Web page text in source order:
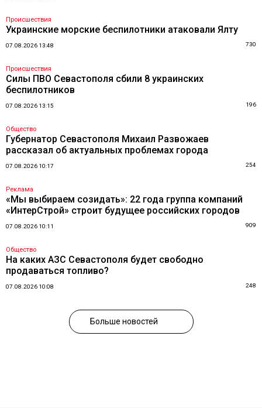
Происшествия
Украинские морские беспилотники атаковали Ялту
07.08.2026 13:48 730
Происшествия
Силы ПВО Севастополя сбили 8 украинских
беспилотников
07.08.2026 13:15 196
Общество
Губернатор Севастополя Михаил Развожаев
рассказал об актуальных проблемах города
07.08.2026 10:17 254
Реклама
«Мы выбираем созидать»: 22 года группа компаний
«ИнтерСтрой» строит будущее российских городов
07.08.2026 10:11 909
Общество
На каких АЗС Севастополя будет свободно
продаваться топливо?
07.08.2026 10:08 248
Больше новостей